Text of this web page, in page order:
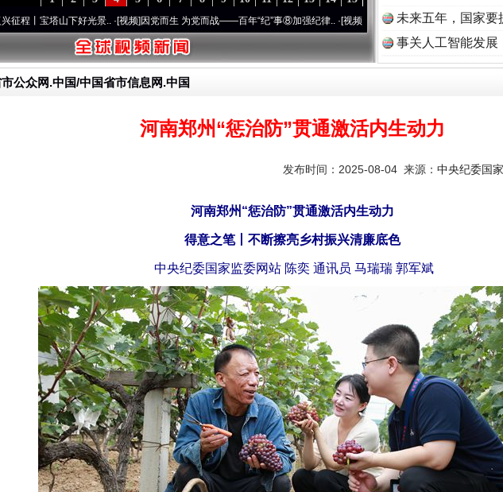
山下好光景..·[视频]因党而生 为党而战——百年“纪”事⑧加强纪律..·[视频]牢记初心使命 奋进复兴征程丨“转折之城”激
未来五年，国家
事关人工智能发
公众网.中国/中国省市信息网.中国
河南郑州“惩治防”贯通激活内生动力
发布时间：2025-08-04 来源： 中央纪委国
河南郑州“惩治防”贯通激活内生动力
得意之笔丨不断擦亮乡村振兴清廉底色
中央纪委国家监委网站 陈奕 通讯员 马瑞瑞 郭军斌